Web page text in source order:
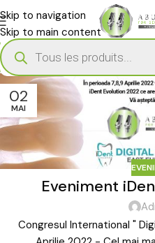
Skip to navigation
Skip to main content
02
MAI
Eveniment
Congresul International "